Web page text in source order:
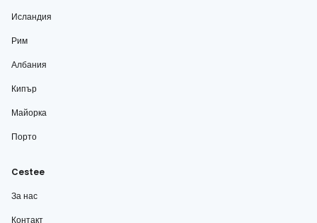
Исландия
Рим
Албания
Кипър
Майорка
Порто
Cestee
За нас
Контакт